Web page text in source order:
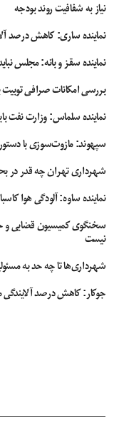
موسیقی و پادکست
Apple Music خواهد بود.
حساب‌های اپله، به
را خریداری کنید.
برنامه‌های
نیاز به شفافیت روند بودجه
نماینده ساری: کاهش درصد
نماینده سقز و بانه: مجلس
بررسی امکانات صرافی توبیت
نماینده سلماس: وزارت نفت
سپهوند:‌ مازوت‌سوزی با
شهرداری تهران چه قدر در
نماینده ساوه: آلودگی هوا
سخنگوی کمیسیون قضایی و
نیست
شهرداری‌ها تا چه حد به
جوکار: کاهش درصد